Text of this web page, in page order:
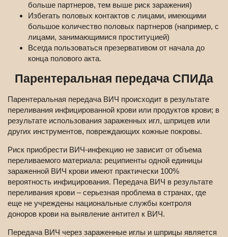
больше партнеров, тем выше риск заражения)
Избегать половых контактов с лицами, имеющими
большое количество половых партнеров (например, с
лицами, занимающимися проституцией)
Всегда пользоваться презервативом от начала до
конца полового акта.
Парентеральная передача СПИДа
Парентеральная передача ВИЧ происходит в результате
переливания инфицированной крови или продуктов крови; в
результате использования зараженных игл, шприцев или
других инструментов, повреждающих кожные покровы.
Риск приобрести ВИЧ-инфекцию не зависит от объема
переливаемого материала: реципиенты одной единицы
зараженной ВИЧ крови имеют практически 100%
вероятность инфицирования. Передача ВИЧ в результате
переливания крови – серьезная проблема в странах, где
еще не учреждены национальные службы контроля
доноров крови на выявление антител к ВИЧ.
Передача ВИЧ через зараженные иглы и шприцы является